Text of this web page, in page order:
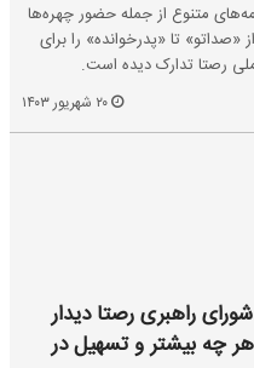
متنوع از جمله حضور چهره‌ها
تا «پدرخوانده» را برای
رصتا تدارک دیده است.
راهبری رصتا دیدار
چه بیشتر و تسهیل در